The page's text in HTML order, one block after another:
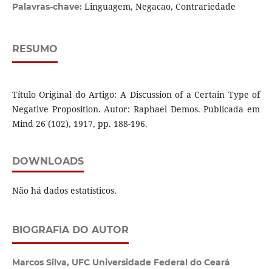
Palavras-chave: Linguagem, Negacao, Contrariedade
RESUMO
Título Original do Artigo: A Discussion of a Certain Type of
Negative Proposition. Autor: Raphael Demos. Publicada em
Mind 26 (102), 1917, pp. 188-196.
DOWNLOADS
Não há dados estatísticos.
BIOGRAFIA DO AUTOR
Marcos Silva, UFC Universidade Federal do Ceará